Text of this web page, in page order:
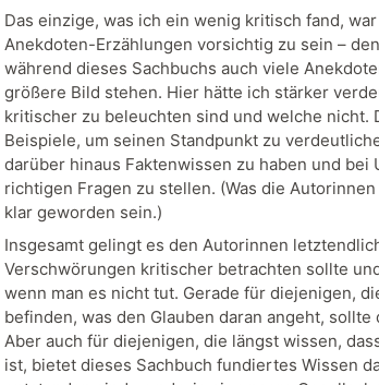
Das einzige, was ich ein wenig kritisch fand,
Anekdoten-Erzählungen vorsichtig zu sein –
während dieses Sachbuchs auch viele
größere Bild stehen. Hier hätte ich stärker
kritischer zu beleuchten sind und welche nicht.
Beispiele, um seinen Standpunkt zu
darüber hinaus Faktenwissen zu haben und bei
richtigen Fragen zu stellen. (Was die
klar geworden sein.)
Insgesamt gelingt es den Autorinnen
Verschwörungen kritischer betrachten sollte
wenn man es nicht tut. Gerade für diejenigen,
befinden, was den Glauben daran angeht,
Aber auch für diejenigen, die längst wissen,
ist, bietet dieses Sachbuch fundiertes Wissen